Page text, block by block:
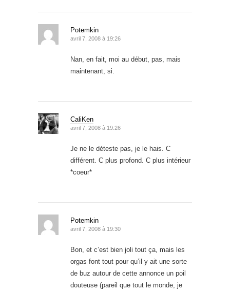
Potemkin
avril 7, 2008 à 19:26
Nan, en fait, moi au début, pas, mais
maintenant, si.
CaliKen
avril 7, 2008 à 19:26
Je ne le déteste pas, je le hais. C
différent. C plus profond. C plus intérieur
*coeur*
Potemkin
avril 7, 2008 à 19:30
Bon, et c’est bien joli tout ça, mais les
orgas font tout pour qu’il y ait une sorte
de buz autour de cette annonce un poil
douteuse (pareil que tout le monde, je